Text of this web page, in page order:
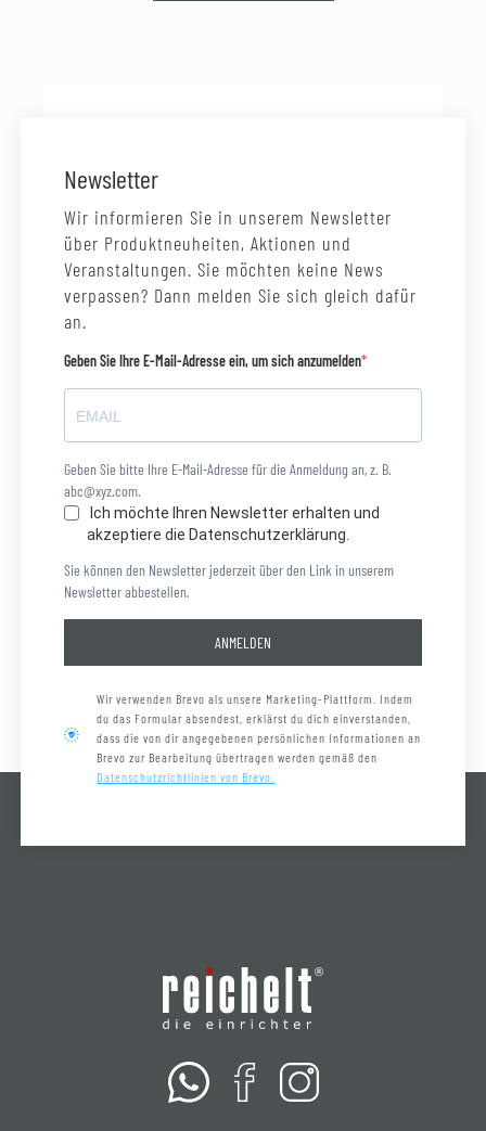
Newsletter
Wir informieren Sie in unserem Newsletter
über Produktneuheiten, Aktionen und
Veranstaltungen. Sie möchten keine News
verpassen? Dann melden Sie sich gleich dafür
an.
Geben Sie Ihre E-Mail-Adresse ein, um sich anzumelden
Geben Sie bitte Ihre E-Mail-Adresse für die Anmeldung an, z. B.
abc@xyz.com.
Ich möchte Ihren Newsletter erhalten und
akzeptiere die Datenschutzerklärung.
Sie können den Newsletter jederzeit über den Link in unserem
Newsletter abbestellen.
ANMELDEN
Wir verwenden Brevo als unsere Marketing-Plattform. Indem
du das Formular absendest, erklärst du dich einverstanden,
dass die von dir angegebenen persönlichen Informationen an
Brevo zur Bearbeitung übertragen werden gemäß den
Datenschutzrichtlinien von Brevo.